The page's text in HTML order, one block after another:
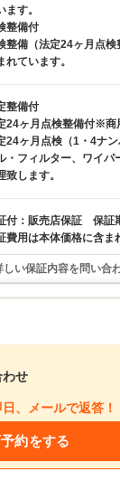
ます。
整備付
整備（法定24ヶ月点
れています。
整備付
24ヶ月点検整備付※商
24ヶ月点検（1・4ナ
・フィルター、ワイパ
致します。
付：販売店保証 保証
費用は本体価格に含ま
しい保証内容を問い合
わせ
、メールで返答！
約をする